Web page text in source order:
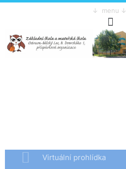
↓ menu ↓
Virtuální prohlídka